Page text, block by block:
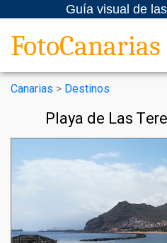
Guía visual de
FotoCanarias
Canarias > Destinos
Playa de Las